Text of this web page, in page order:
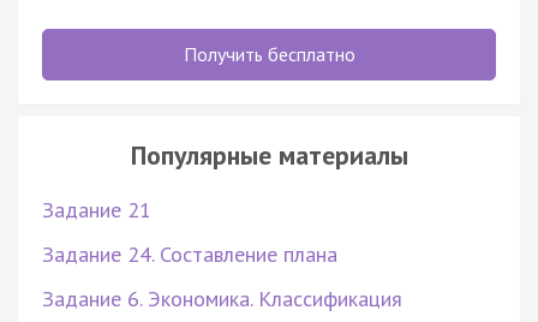
Получить бесплатно
Популярные материалы
Задание 21
Задание 24. Составление плана
Задание 6. Экономика. Классификация